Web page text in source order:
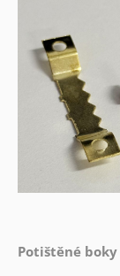
Potištěné boky